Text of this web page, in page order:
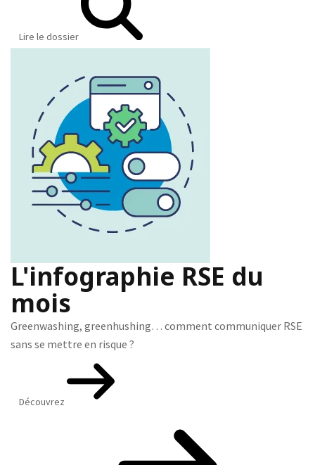
Lire le dossier
L'infographie RSE du
mois
Greenwashing, greenhushing… comment communiquer RSE
sans se mettre en risque ?
Découvrez